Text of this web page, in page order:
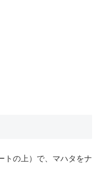
トの上）で、マハタをナ